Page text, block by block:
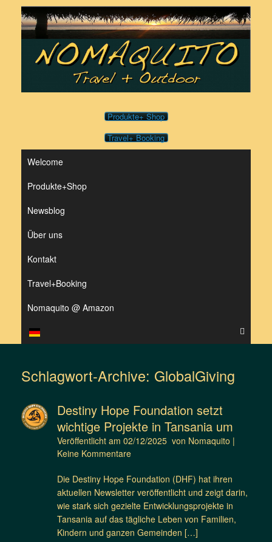
springen
Produkte+ Shop
Travel+ Booking
Welcome
Produkte+Shop
Newsblog
Über uns
Kontakt
Travel+Booking
Nomaquito @ Amazon
Schlagwort-Archive: GlobalGiving
Destiny Hope Foundation setzt
wichtige Projekte in Tansania um
Veröffentlicht am 02/12/2025 von Nomaquito |
Keine Kommentare
Die Destiny Hope Foundation (DHF) hat ihren
aktuellen Newsletter veröffentlicht und zeigt darin,
wie stark sich gezielte Entwicklungsprojekte in
Tansania auf das tägliche Leben von Familien,
Kindern und ganzen Gemeinden […]